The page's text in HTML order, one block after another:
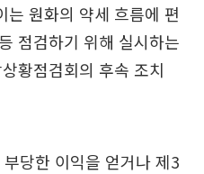
는 원화의 약세 흐름에 편
점검하기 위해 실시하는
황점검회의 후속 조치
당한 이익을 얻거나 제3